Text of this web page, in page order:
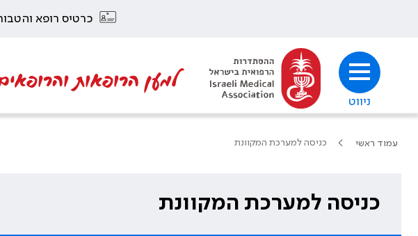
כרטיס רופא
ניווט
למען הרופאות
עמוד ראשי כניסה למערכת המקוונת
כניסה למערכת המקוונת